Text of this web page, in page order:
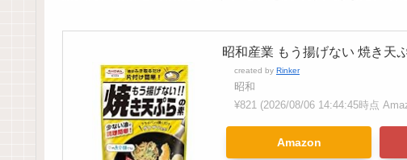
昭和産業 もう揚げない 焼き天
created by Rinker
昭和
¥821 (2026/08/06 14:44:45時点
Amazon